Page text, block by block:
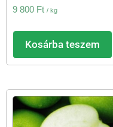
9 800 Ft / kg
Kosárba teszem